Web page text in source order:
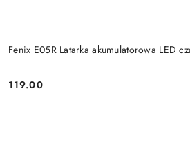
Fenix E05R Latarka akumulatorowa LED
Cena:
119.00